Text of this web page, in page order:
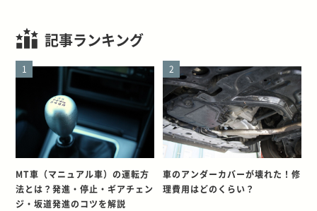
記事ランキング
1
MT車（マニュアル車）の運転方
法とは？発進・停止・ギアチェン
ジ・坂道発進のコツを解説
2
車のアンダーカバーが壊れた！修
理費用はどのくらい？